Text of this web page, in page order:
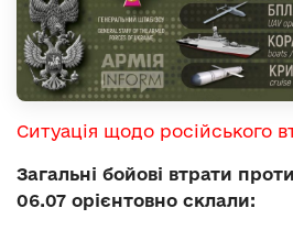
Ситуація щодо російського
Загальні бойові втрати
06.07 орієнтовно склали: